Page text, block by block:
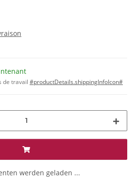
de travail #productDetails.shippingInfoIcon#
werden geladen ...